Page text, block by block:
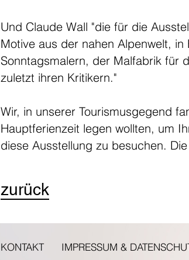
Und Claude Wall "die für die
Motive aus der nahen Alpenwelt,
Sonntagsmalern, der Malfabrik für
zuletzt ihren Kritikern."
Wir, in unserer Tourismusgegend
Hauptferienzeit legen wollten, um
diese Ausstellung zu besuchen.
zurück
KONTAKT IMPRESSUM &